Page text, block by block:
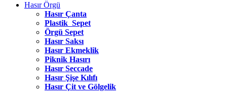
Hasır Örgü
Hasır Çanta
Plastik Sepet
Örgü Sepet
Hasır Saksı
Hasır Ekmeklik
Piknik Hasırı
Hasır Seccade
Hasır Şişe Kılıfı
Hasır Çit ve Gölgelik